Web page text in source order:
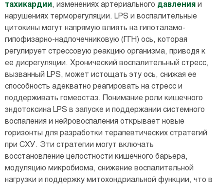
тахикардии , изменениях артериального давления и
нарушениях терморегуляции. LPS и воспалительные
цитокины могут напрямую влиять на гипоталамо-
гипофизарно-надпочечниковую (ГГН) ось, которая
регулирует стрессовую реакцию организма, приводя к
ее дисрегуляции. Хронический воспалительный стресс,
вызванный LPS, может истощать эту ось, снижая ее
способность адекватно реагировать на стресс и
поддерживать гомеостаз. Понимание роли кишечного
эндотоксина LPS в запуске и поддержании системного
воспаления и нейровоспаления открывает новые
горизонты для разработки терапевтических стратегий
при СХУ. Эти стратегии могут включать
восстановление целостности кишечного барьера,
модуляцию микробиома, снижение воспалительной
нагрузки и поддержку митохондриальной функции, что в